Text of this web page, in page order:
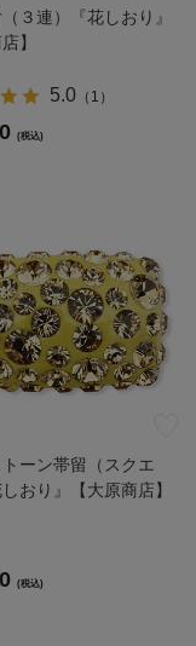
３連）『花しおり』
】
5.0（ 1 ）
(税込)
ーン帯留（スクエ
おり』【大原商店】
(税込)